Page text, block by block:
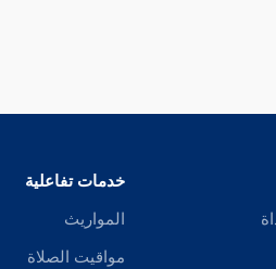
خدمات تفاعلية
المواريث
مواقيت الصلاة